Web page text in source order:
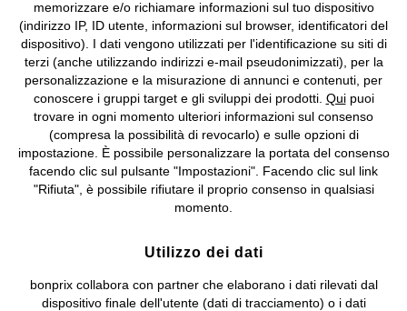
©2026 bonprix.Tutti i diritti riservati.
bonprix S.r.l. con socio unico, sede legale: via Adua 33 - 13855
Valdengo (BI) C.F. 01510910027 - P.I. 01939830020, Reg. Imprese di
Biella n. 01510910027, R.E.A. BI - 171345, N. Reg. Pile:
IT09060P00000858, N. Reg. AEE: IT08020000002105 Capitale
Sociale: euro 1.000.000 i.v, Società soggetta all'attività di direzione
e coordinamento di bonprix Beteiligungs -Verwaltungsgesellschaft
mbH.
memorizzare e/o richiamare informazioni sul tuo dispositivo
(indirizzo IP, ID utente, informazioni sul browser, identificatori del
dispositivo). I dati vengono utilizzati per l'identificazione su siti di
terzi (anche utilizzando indirizzi e-mail pseudonimizzati), per la
personalizzazione e la misurazione di annunci e contenuti, per
conoscere i gruppi target e gli sviluppi dei prodotti. Quipuoi
trovare in ogni momento ulteriori informazioni sul consenso
(compresa la possibilità di revocarlo) e sulle opzioni di
impostazione. È possibile personalizzare la portata del consenso
facendo clic sul pulsante "Impostazioni". Facendo clic sul link
"Rifiuta", è possibile rifiutare il proprio consenso in qualsiasi
momento.
Utilizzo dei dati
bonprix collabora con partner che elaborano i dati rilevati dal
dispositivo finale dell'utente (dati di tracciamento) o i dati